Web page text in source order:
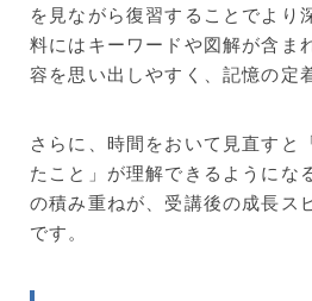
を見ながら復習することでより
料にはキーワードや図解が含ま
容を思い出しやすく、記憶の定
さらに、時間をおいて見直すと
たこと」が理解できるようにな
の積み重ねが、受講後の成長ス
です。